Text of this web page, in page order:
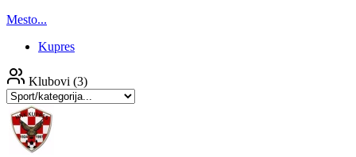
Mesto...
Kupres
Klubovi (3)